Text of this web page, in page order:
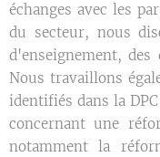
échanges avec les
du secteur, nous
d'enseignement,
Nous travaillons
identifiés dans la
concernant une
notamment la